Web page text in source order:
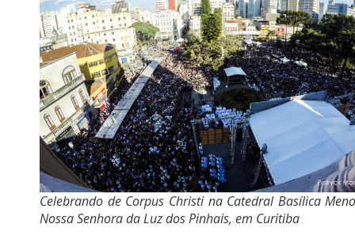
Celebrando de Corpus Christi na Catedral Basílica
Nossa Senhora da Luz dos Pinhais, em Curitiba